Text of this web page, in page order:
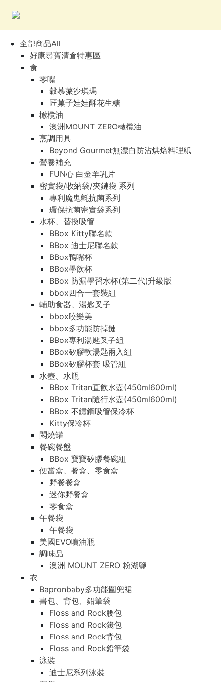
全部商品All
好康尋寶清倉特惠區
食
零嘴
穀慕蒎沙琪瑪
匠菓子娃娃酥花生糖
橄欖油
澳洲MOUNT ZERO橄欖油
烹調用具
Beyond Gourmet無漂白防沾烘焙料理紙
營養補充
FUN心 白金羊乳片
密實袋/收納袋/夾鏈袋 系列
專利魔鬼氈抗菌系列
環保抗菌密實袋系列
水杯、替換吸管
BBox Kitty聯名款
BBox 迪士尼聯名款
BBox鴨嘴杯
BBox學飲杯
BBox 防漏學習水杯(第二代)升級版
bbox四合一套裝組
輔助食器、湯匙叉子
bbox咬樂美
bbox多功能防掉鏈
BBox專利湯匙叉子組
BBox矽膠軟湯匙兩入組
BBox矽膠杯套 吸管組
水壺、水瓶
BBox Tritan直飲水壺(450ml600ml)
BBox Tritan隨行水壺(450ml600ml)
BBox 不鏽鋼吸管保冷杯
Kitty保冷杯
悶燒罐
餐碗餐盤
BBox 寶寶矽膠餐碗組
便當盒、餐盒、零食盒
野餐餐盒
迷你野餐盒
零食盒
午餐袋
午餐袋
美國EVO噴油瓶
調味品
澳洲 MOUNT ZERO 粉湖鹽
衣
Bapronbaby多功能圍兜裙
書包、背包、鉛筆袋
Floss and Rock腰包
Floss and Rock錢包
Floss and Rock背包
Floss and Rock鉛筆袋
泳裝
迪士尼系列泳裝